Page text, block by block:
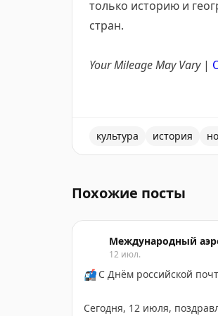
только историю и
стран.
Your Mileage May Vary|
культура история
Похожие посты
Международный
12 июл.
📬С Днём российской
Сегодня, 12 июля,